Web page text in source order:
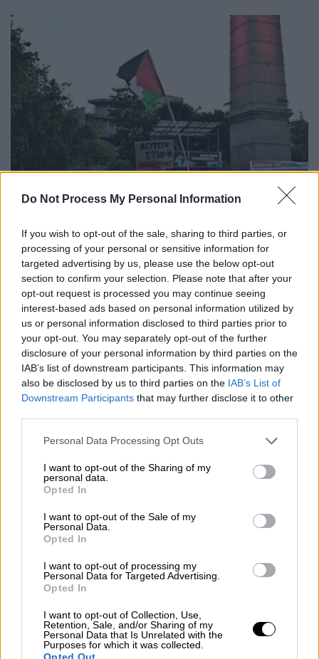
Do Not Process My Personal Information
If you wish to opt-out of the sale, sharing to third parties, or
processing of your personal or sensitive information for
targeted advertising by us, please use the below opt-out
section to confirm your selection. Please note that after your
opt-out request is processed you may continue seeing
interest-based ads based on personal information utilized by
us or personal information disclosed to third parties prior to
your opt-out. You may separately opt-out of the further
disclosure of your personal information by third parties on the
IAB’s list of downstream participants. This information may
also be disclosed by us to third parties on the IAB’s List of
Downstream Participants that may further disclose it to other
Please note that this website/app uses one or more Google
not limited to your visit or usage behaviour. You may click to
grant or deny consent to Google and its third-party tags to
use your data for below specified purposes in below Google
consent section.
Personal Data Processing Opt Outs
I want to opt-out of the Sharing of my
personal data.
Opted In
I want to opt-out of the Sale of my
Personal Data.
Opted In
I want to opt-out of processing my
Personal Data for Targeted Advertising.
Opted In
I want to opt-out of Collection, Use,
Retention, Sale, and/or Sharing of my
Personal Data that Is Unrelated with the
Purposes for which it was collected.
Opted Out
Αντιπολεμική συναυλία για την Παλαιστίνη στην Τεχνόπολη
«Η ιστορία έχει μια σωστή πλευρά, με την
Παλαιστίνη ως την λευτεριά» ήταν ένα από
τα κεντρικά συνθήματα.
Αντιπολεμική συναυλία για την Παλαιστίνη στην Τεχνόπολη
Την συναυλία άνοιξε η Μάρθα Φριντζήλα
Παπακωνσταντίνου που κατέληγε με το
«Τραγουδήστε για την Γάζα, τραγουδήστε για
την επαναφορά της μνήμης».
Απόκοσμη επιβλητική σιωπή απλώθηκε
ανάμεσα στους χιλιάδες θεατές που